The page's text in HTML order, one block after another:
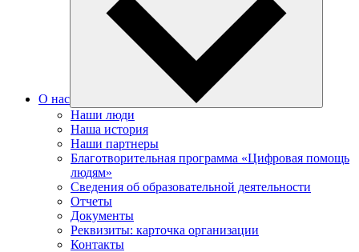
О нас
Наши люди
Наша история
Наши партнеры
Благотворительная программа «Цифровая помощь
людям»
Сведения об образовательной деятельности
Отчеты
Документы
Реквизиты: карточка организации
Контакты